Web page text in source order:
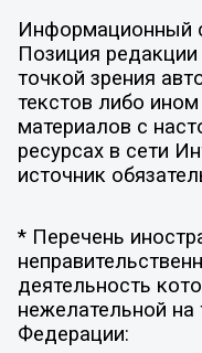
Информационный
Позиция редакции
точкой зрения
текстов либо
материалов с
ресурсах в сети
источник
* Перечень
деятельность
нежелательной на
Федерации: